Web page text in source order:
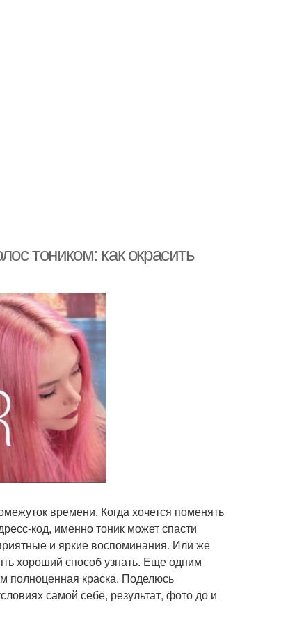
тоником: как окрасить
времени. Когда хочется поменять
код, именно тоник может спасти
и яркие воспоминания. Или же
хороший способ узнать. Еще одним
полноценная краска. Поделюсь
самой себе, результат, фото до и